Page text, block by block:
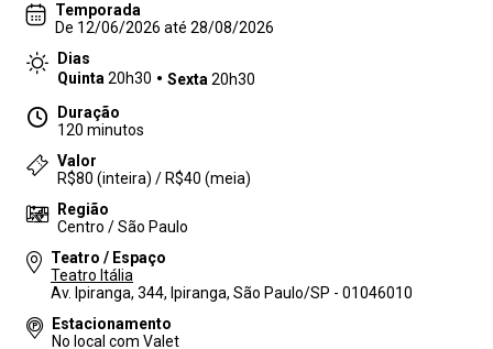
Temporada
De 12/06/2026 até 28/08/2026
Dias
Quinta 20h30 Sexta 20h30
Duração
120 minutos
Valor
R$80 (inteira) / R$40 (meia)
Região
Centro / São Paulo
Teatro / Espaço
Teatro Itália
Av. Ipiranga, 344, Ipiranga, São Paulo/SP - 01046010
Estacionamento
No local com Valet